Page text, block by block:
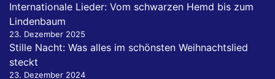
Internationale Lieder: Vom schwarzen Hemd bis zum
Lindenbaum
23. Dezember 2025
Stille Nacht: Was alles im schönsten Weihnachtslied
steckt
23. Dezember 2024